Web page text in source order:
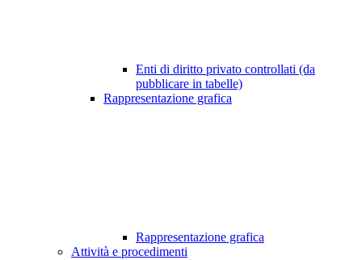
Enti di diritto privato controllati (da
pubblicare in tabelle)
Rappresentazione grafica
Rappresentazione grafica
Attività e procedimenti